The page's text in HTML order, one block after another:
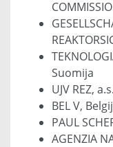
Suomija
UJV REZ,
BEL V,
PAUL
AGENZIA